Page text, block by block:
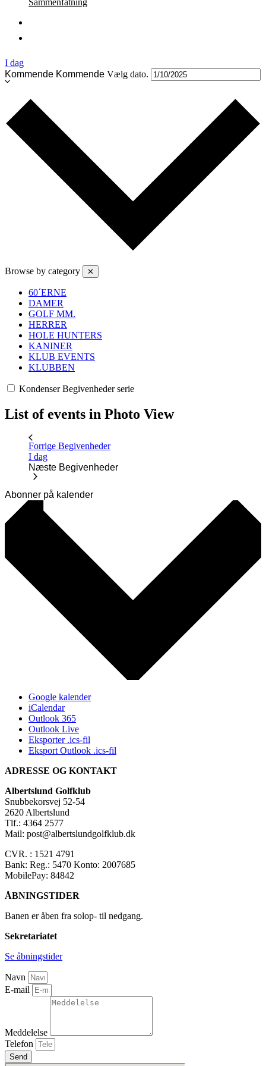
Sammenfatning
I dag
Kommende Kommende Vælg dato.
Browse by category ✕
60´ERNE
DAMER
GOLF MM.
HERRER
HOLE HUNTERS
KANINER
KLUB EVENTS
KLUBBEN
Kondenser Begivenheder serie
List of events in Photo View
Forrige Begivenheder
I dag
Næste Begivenheder
Abonner på kalender
Google kalender
iCalendar
Outlook 365
Outlook Live
Eksporter .ics-fil
Eksport Outlook .ics-fil
ADRESSE OG KONTAKT
Albertslund Golfklub
Snubbekorsvej 52-54
2620 Albertslund
Tlf.: 4364 2577
Mail: post@albertslundgolfklub.dk
CVR. : 1521 4791
Bank: Reg.: 5470 Konto: 2007685
MobilePay: 84842
ÅBNINGSTIDER
Banen er åben fra solop- til nedgang.
Sekretariatet
Se åbningstider
Navn
E-mail
Meddelelse
Telefon
Send